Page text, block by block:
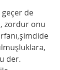
de
zordur onu
der.